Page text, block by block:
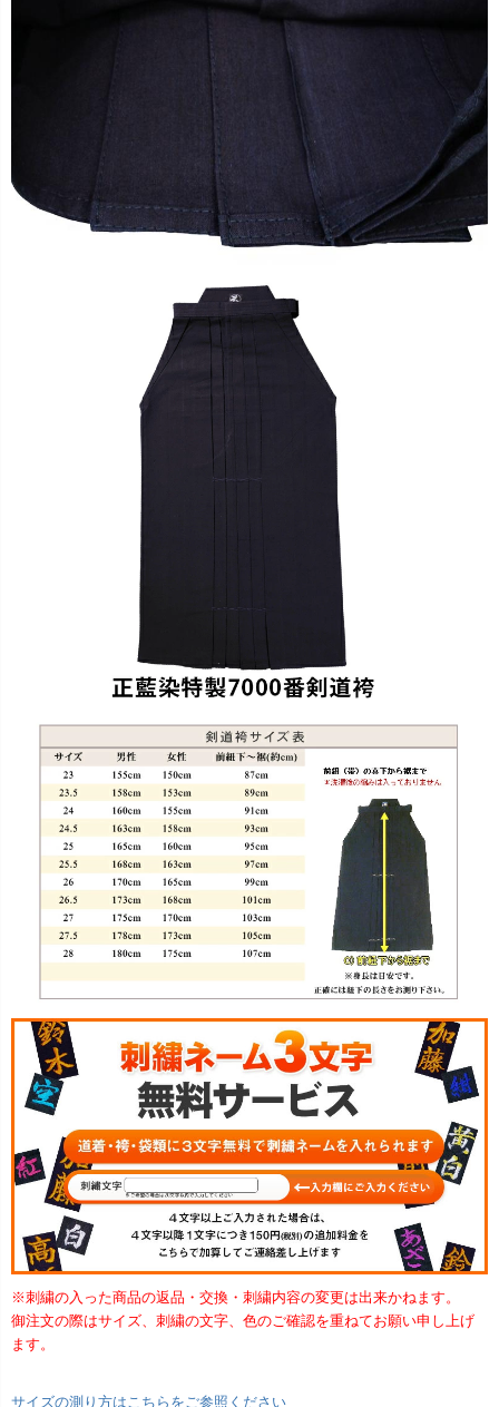
※刺繍の入った商品の返品・交換・刺繍内容の変更は出来かねます。
御注文の際はサイズ、刺繍の文字、色のご確認を重ねてお願い申し上げ
ます。
サイズの測り方はこちらをご参照ください